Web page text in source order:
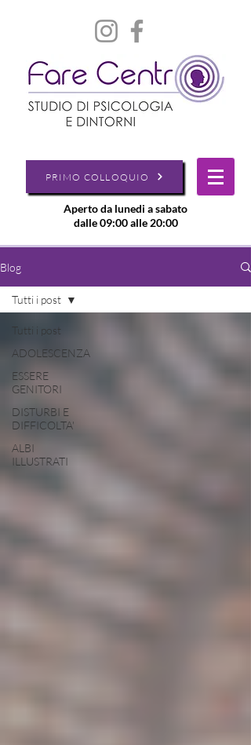
PRIMO COLLOQUIO
Aperto da lunedi a sabato
dalle 09:00 alle 20:00
Blog
Tutti i post
ADOLESCENZA
ESSERE
GENITORI
DISTURBI E
DIFFICOLTA'
ALBI
ILLUSTRATI
Tutti i post